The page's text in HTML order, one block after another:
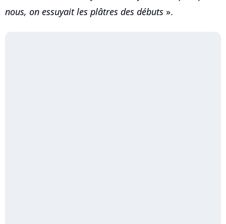
nous, on essuyait les plâtres des débuts ».